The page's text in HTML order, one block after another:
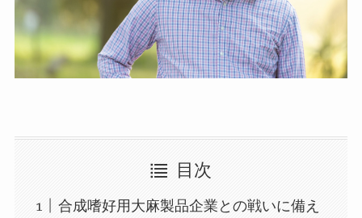
目次
合成嗜好用大麻製品企業との戦いに備え